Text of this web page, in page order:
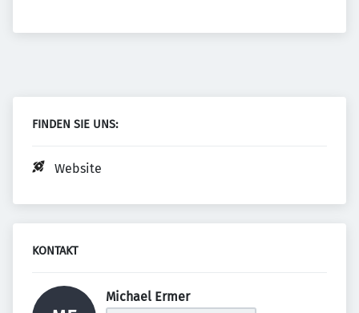
FINDEN SIE UNS:
Website
KONTAKT
Michael Ermer